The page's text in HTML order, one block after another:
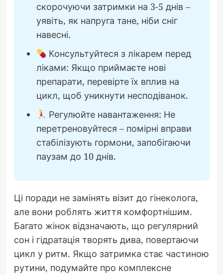
скорочуючи затримки на 3-5 днів –
уявіть, як напруга тане, ніби сніг
навесні.
Консультуйтеся з лікарем перед
ліками: Якщо приймаєте нові
препарати, перевірте їх вплив на
цикл, щоб уникнути несподіванок.
Регулюйте навантаження: Не
перетреновуйтеся – помірні вправи
стабілізують гормони, запобігаючи
паузам до 10 днів.
Ці поради не замінять візит до гінеколога,
але вони роблять життя комфортнішим.
Багато жінок відзначають, що регулярний
сон і гідратація творять дива, повертаючи
цикл у ритм. Якщо затримка стає частиною
рутини, подумайте про комплексне